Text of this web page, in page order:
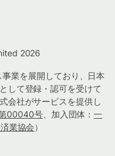
2026
業を展開しており、日本
して登録・認可を受けて
会社がサービスを提供し
00040号、加入団体：一
業協会）